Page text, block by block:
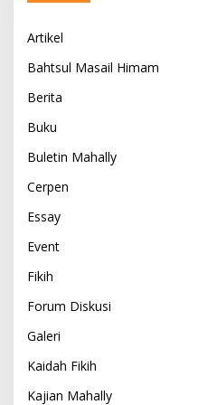
Artikel
Bahtsul Masail Himam
Berita
Buku
Buletin Mahally
Cerpen
Essay
Event
Fikih
Forum Diskusi
Galeri
Kaidah Fikih
Kajian Mahally